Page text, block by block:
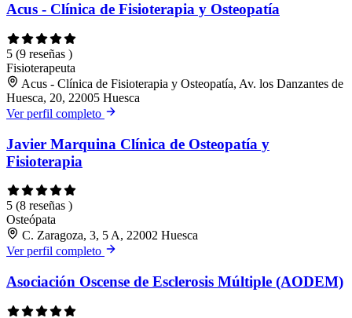
Acus - Clínica de Fisioterapia y Osteopatía
5 (9 reseñas )
Fisioterapeuta
Acus - Clínica de Fisioterapia y Osteopatía, Av. los Danzantes de
Huesca, 20, 22005 Huesca
Ver perfil completo
Javier Marquina Clínica de Osteopatía y
Fisioterapia
5 (8 reseñas )
Osteópata
C. Zaragoza, 3, 5 A, 22002 Huesca
Ver perfil completo
Asociación Oscense de Esclerosis Múltiple (AODEM)